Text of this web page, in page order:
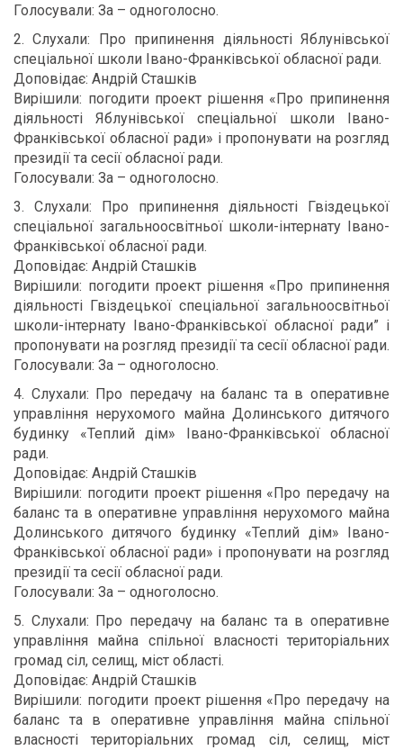
Голосували: За – одноголосно.
2. Слухали: Про припинення діяльності Яблунівської
спеціальної школи Івано-Франківської обласної ради.
Доповідає: Андрій Сташків
Вирішили: погодити проект рішення «Про припинення
діяльності Яблунівської спеціальної школи Івано-
Франківської обласної ради» і пропонувати на розгляд
президії та сесії обласної ради.
Голосували: За – одноголосно.
3. Слухали: Про припинення діяльності Гвіздецької
спеціальної загальноосвітньої школи-інтернату Івано-
Франківської обласної ради.
Доповідає: Андрій Сташків
Вирішили: погодити проект рішення «Про припинення
діяльності Гвіздецької спеціальної загальноосвітньої
школи-інтернату Івано-Франківської обласної ради” і
пропонувати на розгляд президії та сесії обласної ради.
Голосували: За – одноголосно.
4. Слухали: Про передачу на баланс та в оперативне
управління нерухомого майна Долинського дитячого
будинку «Теплий дім» Івано-Франківської обласної
ради.
Доповідає: Андрій Сташків
Вирішили: погодити проект рішення «Про передачу на
баланс та в оперативне управління нерухомого майна
Долинського дитячого будинку «Теплий дім» Івано-
Франківської обласної ради» і пропонувати на розгляд
президії та сесії обласної ради.
Голосували: За – одноголосно.
5. Слухали: Про передачу на баланс та в оперативне
управління майна спільної власності територіальних
громад сіл, селищ, міст області.
Доповідає: Андрій Сташків
Вирішили: погодити проект рішення «Про передачу на
баланс та в оперативне управління майна спільної
власності територіальних громад сіл, селищ, міст